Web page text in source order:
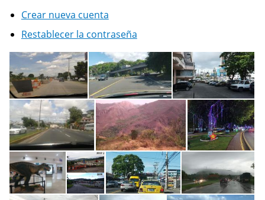
Crear nueva cuenta
Restablecer la contraseña